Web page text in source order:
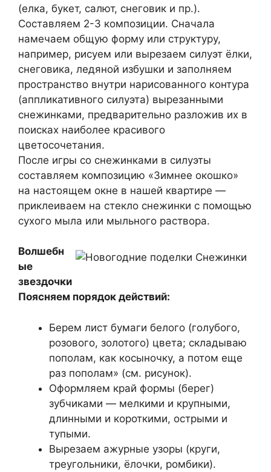
(елка, букет, салют, снеговик и пр.).
Составляем 2-3 композиции. Сначала
намечаем общую форму или структуру,
например, рисуем или вырезаем силуэт ёлки,
снеговика, ледяной избушки и заполняем
пространство внутри нарисованного контура
(аппликативного силуэта) вырезанными
снежинками, предварительно разложив их в
поисках наиболее красивого
цветосочетания.
После игры со снежинками в силуэты
составляем композицию «Зимнее окошко»
на настоящем окне в нашей квартире —
приклеиваем на стекло снежинки с помощью
сухого мыла или мыльного раствора.
Волшебн
ые
звездочки
Поясняем порядок действий:
Берем лист бумаги белого (голубого,
розового, золотого) цвета; складываю
пополам, как косыночку, а потом еще
раз пополам» (см. рисунок).
Оформляем край формы (берег)
зубчиками — мелкими и крупными,
длинными и короткими, острыми и
тупыми.
Вырезаем ажурные узоры (круги,
треугольники, ёлочки, ромбики).